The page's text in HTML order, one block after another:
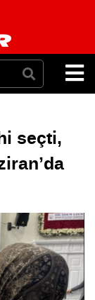
seçti,